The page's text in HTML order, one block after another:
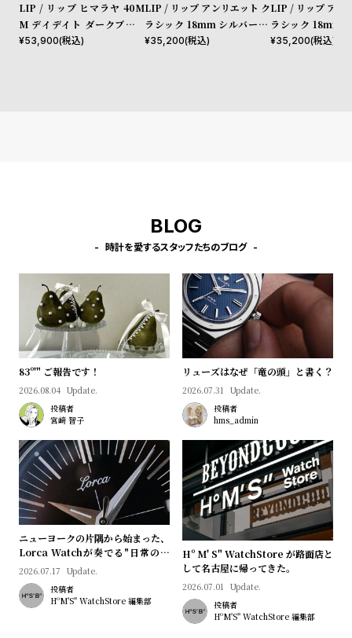
計
保
印
サ
LIP / リップ ヒマラヤ 40M
M デイデイト ダークブルー
ステンレススチール
¥53,900(税込)
LIP / リップ アンリエット ク
ラシック 18mm シルバー シ
ルバーダイヤル ブラックレザ
¥35,200(税込)
LIP / リップ アン
ラシック 18mm
ルバーダイヤル ブ
¥35,200(税込)
BLOG
時計を愛するスタッフたちのブログ
83º'" ご報告です！
2026.08.04 Update.
投稿者
宮﨑 智子
リューズはなぜ「竜の頭」と書く？
2026.07.31 Update.
投稿者
hms_admin
ニューヨークの片隅から始まった、
Lorca Watchが奏でる"日常のロ
マン"｜Brand Picks #08
2026.07.17 Update.
投稿者
HºM'S" WatchStore 編集部
Hº M' S" WatchStore が路面店と
して名古屋に帰ってきた。
2026.07.01 Update.
投稿者
HºM'S" WatchStore 編集部